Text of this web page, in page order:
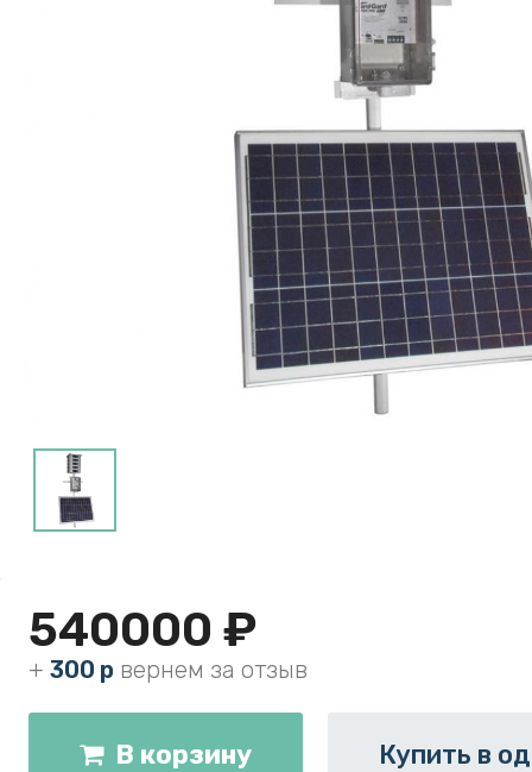
540000 ₽
+ 300 р вернем за отзыв
В корзину Купить в